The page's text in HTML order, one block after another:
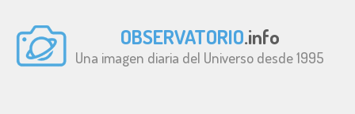
OBSERVATORIO.info
Una imagen diaria del Universo desde 1995